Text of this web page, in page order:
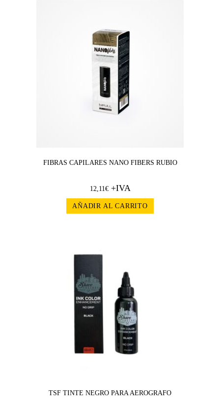
FIBRAS CAPILARES NANO FIBERS RUBIO
12,11€+IVA
AÑADIR AL CARRITO
TSF TINTE NEGRO PARA AEROGRAFO